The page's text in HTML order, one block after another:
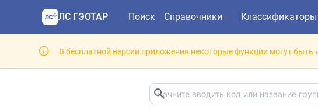
ЛС ГЭОТАР Поиск Справочники Классификаторы
В бесплатной версии приложения некоторые функции могут быть